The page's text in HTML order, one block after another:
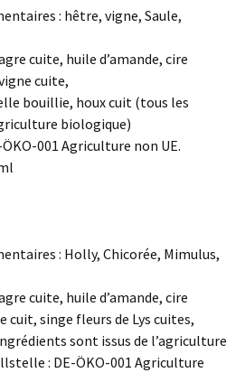
: hêtre, vigne, Saule,
cuite, huile d’amande, cire
cuite,
bouillie, houx cuit (tous les
biologique)
001 Agriculture non UE.
: Holly, Chicorée, Mimulus,
cuite, huile d’amande, cire
cuit, singe fleurs de Lys cuites,
sont issus de l’agriculture
: DE-ÖKO-001 Agriculture